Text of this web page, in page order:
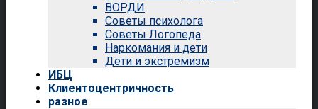
ВОРДИ
Советы психолога
Советы Логопеда
Наркомания и дети
Дети и экстремизм
ИБЦ
Клиентоцентричность
разное